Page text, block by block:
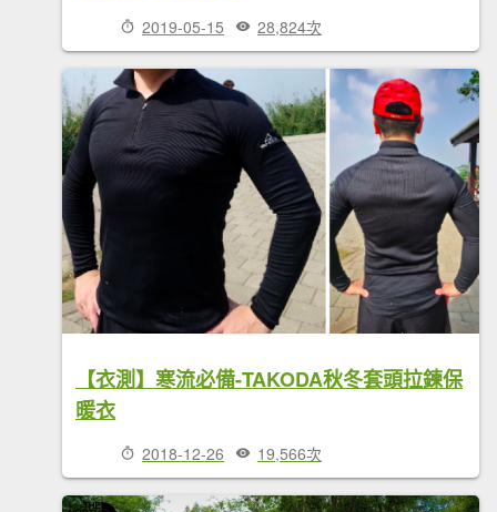
2019-05-15 28,824次
【衣測】寒流必備-TAKODA秋冬套頭拉鍊保
暖衣
2018-12-26 19,566次